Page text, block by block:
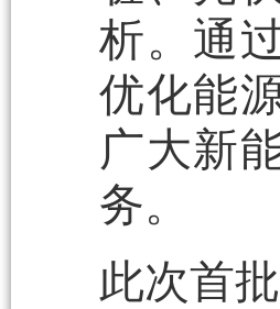
析。通
优化能
广大新
务。
此次首